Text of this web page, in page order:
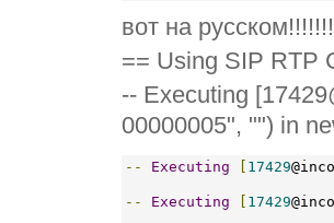
вот на
== Using SIP RTP
-- Executing
00000005", "") in
-- Executing [ 17429
-- Executing [ 17429